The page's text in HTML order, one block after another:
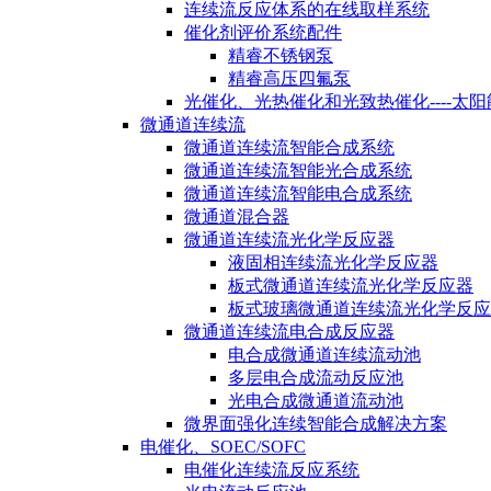
连续流反应体系的在线取样系统
催化剂评价系统配件
精睿不锈钢泵
精睿高压四氟泵
光催化、光热催化和光致热催化----太阳
微通道连续流
微通道连续流智能合成系统
微通道连续流智能光合成系统
微通道连续流智能电合成系统
微通道混合器
微通道连续流光化学反应器
液固相连续流光化学反应器
板式微通道连续流光化学反应器
板式玻璃微通道连续流光化学反
微通道连续流电合成反应器
电合成微通道连续流动池
多层电合成流动反应池
光电合成微通道流动池
微界面强化连续智能合成解决方案
电催化、SOEC/SOFC
电催化连续流反应系统